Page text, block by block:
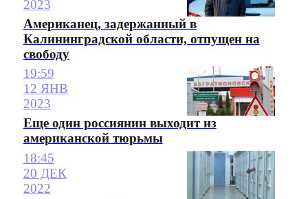
2023
Американец, задержанный в
Калининградской области, отпущен на
свободу
19:59
12 ЯНВ
2023
Еще один россиянин выходит из
американской тюрьмы
18:45
20 ДЕК
2022